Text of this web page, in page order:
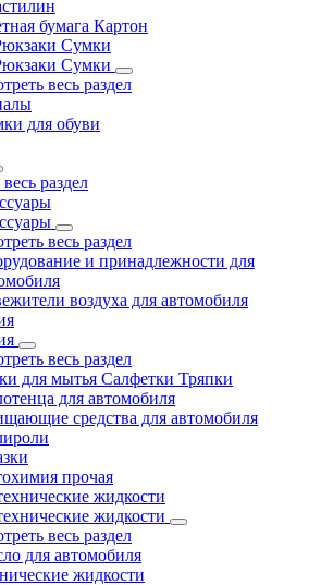
бумага Картон
Сумки
Сумки
весь раздел
для обуви
раздел
весь раздел
и принадлежности для
воздуха для автомобиля
весь раздел
для мытья Салфетки Тряпки
для автомобиля
средства для автомобиля
прочая
жидкости
жидкости
весь раздел
для автомобиля
жидкости